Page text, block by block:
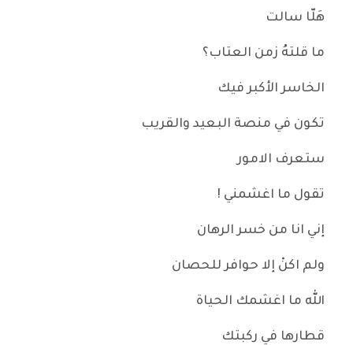
هَلّا سالت
ما قلتهُ زمن العتاب؟
الخاسر الأكبر فيك
تكون في منصة البعيد والقريب
ستعرف الامور
تقول ما اغشمني !
إني انا من خسر الرهان
ولم اكنْ إلا حوافر للحصان
الله ما اغشمك الحياة
قطارها في ركبتك